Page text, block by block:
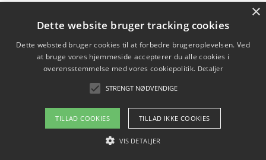
Sådan kan du kombinere affaldssortering med rejser
Hvordan affaldssortering kan bidrage til co2 reduktion
Copyright 2026 - Pilanto Aps
Om / kontakt
Blog Betingelser
×
Dette website bruger tracking cookies
Dette websted bruger cookies til at forbedre brugeroplevelsen. Ved
at bruge vores hjemmeside accepterer du alle cookies i
overensstemmelse med vores cookiepolitik. Detaljer
STRENGT NØDVENDIGE
TILLAD COOKIES TILLAD IKKE COOKIES
VIS DETALJER